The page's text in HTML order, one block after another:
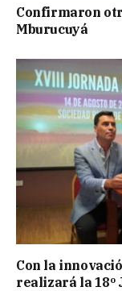
Confirmaron
Mburucuyá
Con la
realizará la